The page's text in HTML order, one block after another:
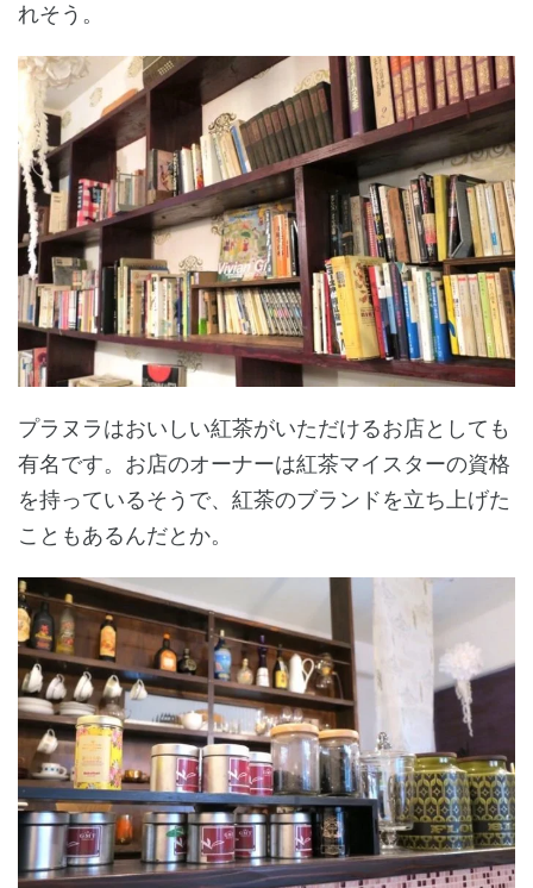
れそう。
プラヌラはおいしい紅茶がいただけるお店としても
有名です。お店のオーナーは紅茶マイスターの資格
を持っているそうで、紅茶のブランドを立ち上げた
こともあるんだとか。